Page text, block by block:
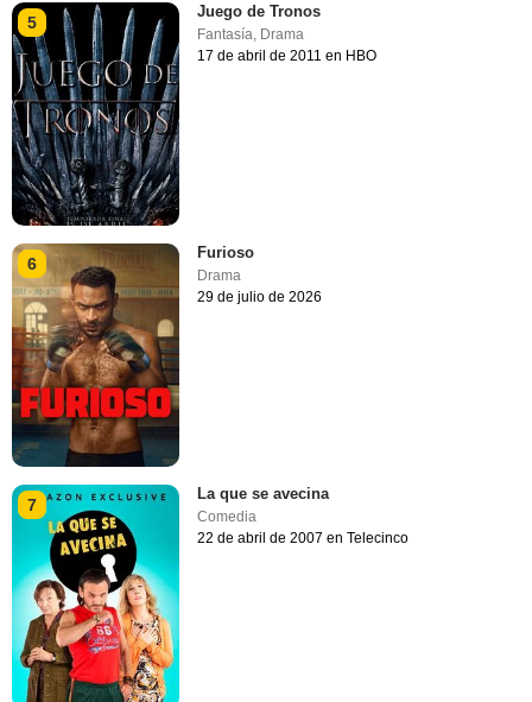
5
Juego de Tronos
Fantasía, Drama
17 de abril de 2011 en HBO
6
Furioso
Drama
29 de julio de 2026
7
La que se avecina
Comedia
22 de abril de 2007 en Telecinco